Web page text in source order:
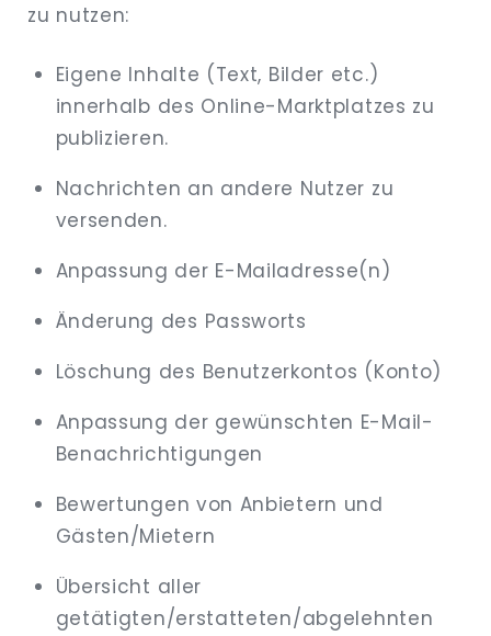
zu nutzen:
Eigene Inhalte (Text, Bilder etc.)
innerhalb des Online-Marktplatzes zu
publizieren.
Nachrichten an andere Nutzer zu
versenden.
Anpassung der E-Mailadresse(n)
Änderung des Passworts
Löschung des Benutzerkontos (Konto)
Anpassung der gewünschten E-Mail-
Benachrichtigungen
Bewertungen von Anbietern und
Gästen/Mietern
Übersicht aller
getätigten/erstatteten/abgelehnten